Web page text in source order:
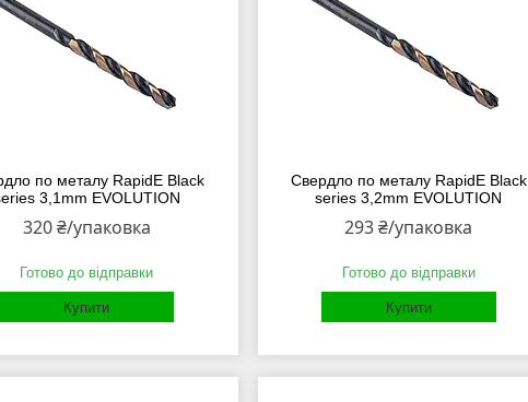
по металу RapidE Black
3,1mm EVOLUTION
320 ₴/упаковка
Готово до відправки
Купити
Свердло по металу RapidE Black
series 3,2mm EVOLUTION
293 ₴/упаковка
Готово до відправки
Купити